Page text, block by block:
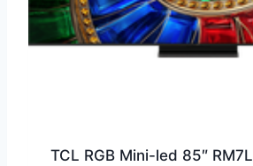
TCL RGB Mini-led 85″ RM7L